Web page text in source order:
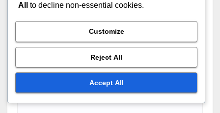
All
to decline non-essential cookies.
Customize
Reject All
Accept All